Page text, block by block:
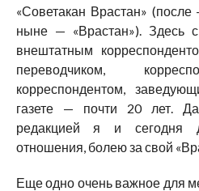
«Советакан Врастан»
ныне — «Врастан»). Здесь
внештатным
переводчиком,
корреспондентом,
газете — почти 20 лет.
редакцией я и сегодня
отношения, болею за свой
Еще одно очень важное для